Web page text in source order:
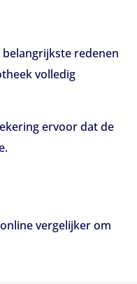
redenen
volledig
ervoor dat de
vergelijker om